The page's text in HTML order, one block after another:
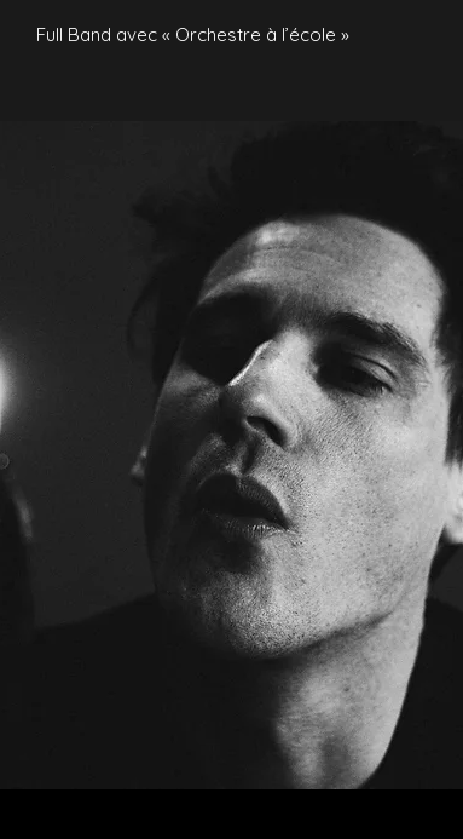
Full Band avec « Orchestre à l’école »